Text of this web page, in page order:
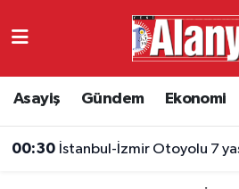
Asayiş Gündem Ekonomi
00:30 İstanbul-İzmir Otoyolu 7 yaşında:
Ekonomi
Antalya Namaz Vakitleri